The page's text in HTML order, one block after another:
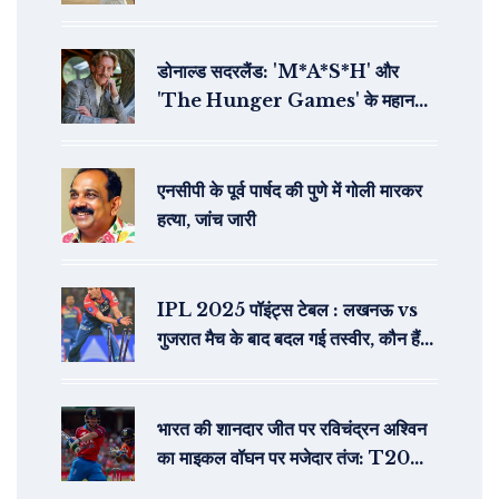
डोनाल्ड सदरलैंड: 'M*A*S*H' और
'The Hunger Games' के महान
एनसीपी के पूर्व पार्षद की पुणे में गोली मारकर
हत्या, जांच जारी
IPL 2025 पॉइंट्स टेबल : लखनऊ vs
गुजरात मैच के बाद बदल गई तस्वीर, कौन हैं
भारत की शानदार जीत पर रविचंद्रन अश्विन
का माइकल वॉघन पर मजेदार तंज: T20